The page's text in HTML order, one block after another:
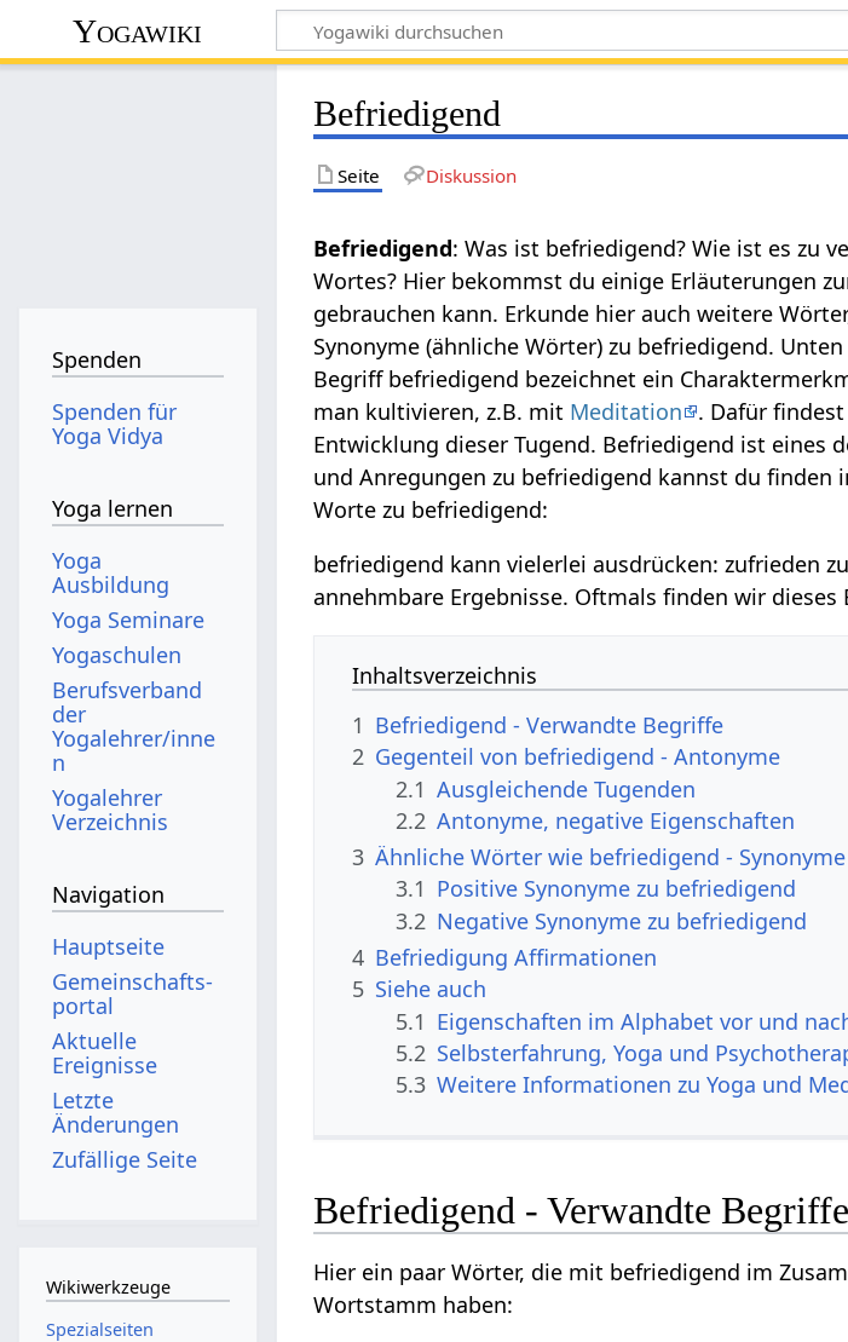
Yogawiki
Befriedigend
Seite Diskussion
Befriedigend: Was ist befriedigend? Wie ist es zu
Wortes? Hier bekommst du einige Erläuterungen
gebrauchen kann. Erkunde hier auch weitere
Synonyme (ähnliche Wörter) zu befriedigend.
Begriff befriedigend bezeichnet ein
man kultivieren, z.B. mit Meditation . Dafür
Entwicklung dieser Tugend. Befriedigend ist eines
und Anregungen zu befriedigend kannst du finden
Worte zu befriedigend:
befriedigend kann vielerlei ausdrücken: zufrieden
annehmbare Ergebnisse. Oftmals finden wir
Inhaltsverzeichnis
1 Befriedigend - Verwandte Begriffe
2 Gegenteil von befriedigend - Antonyme
2.1 Ausgleichende Tugenden
2.2 Antonyme, negative Eigenschaften
3 Ähnliche Wörter wie befriedigend - Synonyme
3.1 Positive Synonyme zu befriedigend
3.2 Negative Synonyme zu befriedigend
4 Befriedigung Affirmationen
5 Siehe auch
5.1 Eigenschaften im Alphabet vor und
5.2 Selbsterfahrung, Yoga und
5.3 Weitere Informationen zu Yoga und
Befriedigend - Verwandte Begriffe
Hier ein paar Wörter, die mit befriedigend im
Wortstamm haben:
Spenden
Spenden für
Yoga Vidya
Yoga lernen
Yoga
Ausbildung
Yoga Seminare
Yogaschulen
Berufsverband
der
Yogalehrer/inne
n
Yogalehrer
Verzeichnis
Navigation
Hauptseite
Gemeinschafts­
portal
Aktuelle
Ereignisse
Letzte
Änderungen
Zufällige Seite
Wikiwerkzeuge
Spezialseiten